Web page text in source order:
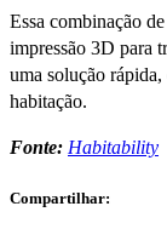
Essa combinação
impressão 3D para
uma solução
habitação.
Fonte: Habitability
Compartilhar: